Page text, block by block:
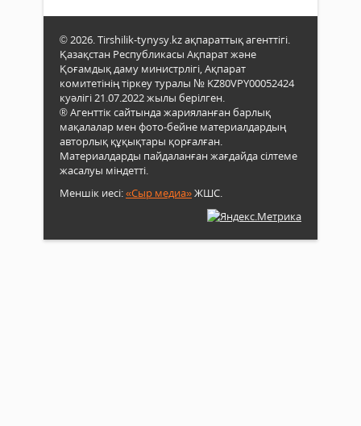
© 2026. Tirshilik-tynysy.kz ақпараттық агенттігі.
Қазақстан Республикасы Ақпарат және
Қоғамдық даму министрлігі, Ақпарат
комитетінің тіркеу туралы № KZ80VPY00052424
куәлігі 21.07.2022 жылы берілген.
® Агенттік сайтында жарияланған барлық
мақалалар мен фото-бейне материалдардың
авторлық құқықтары қорғалған.
Материалдарды пайдаланған жағдайда сілтеме
жасалуы міндетті.
Меншік иесі:«Сыр медиа»ЖШС.